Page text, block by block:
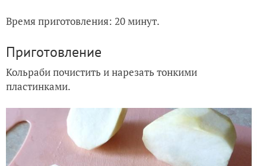
Время приготовления: 20 минут.
Приготовление
Кольраби почистить и нарезать тонкими
пластинками.